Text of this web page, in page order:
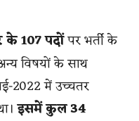
के 107 पदोंपर भर्ती के
विषयों के साथ
2022 में उच्चतर
इसमें कुल 34